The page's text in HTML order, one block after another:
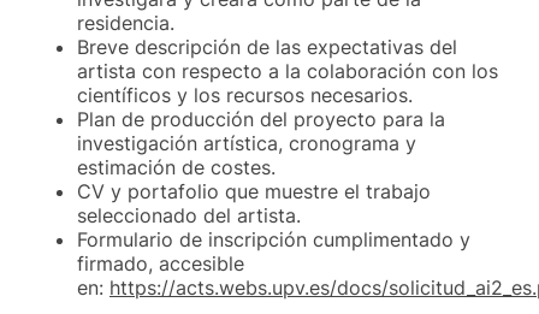
residencia.
Breve descripción de las expectativas del
artista con respecto a la colaboración con los
científicos y los recursos necesarios.
Plan de producción del proyecto para la
investigación artística, cronograma y
estimación de costes.
CV y portafolio que muestre el trabajo
seleccionado del artista.
Formulario de inscripción cumplimentado y
firmado, accesible
en: https://acts.webs.upv.es/docs/